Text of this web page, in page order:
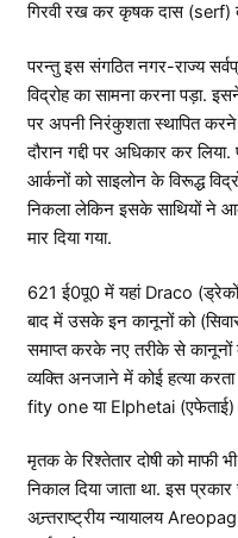
गिरवी रख कर कृषक दास (serf)
परन्तु इस संगठित नगर-राज्य
विद्रोह का सामना करना पड़ा.
पर अपनी निरंकुशता स्थापित
दौरान गद्दी पर अधिकार कर
आर्कनों को साइलोन के विरूद्ध
निकला लेकिन इसके साथियों ने
मार दिया गया.
621 ई0पू0 में यहां Draco
बाद में उसके इन कानूनों को
समाप्त करके नए तरीके से
व्यक्ति अनजाने में कोई हत्या
fity one या Elphetai (एफेताई)
मृतक के रिश्तेतार दोषी को
निकाल दिया जाता था. इस
अन्र्तराष्ट्रीय न्यायालय